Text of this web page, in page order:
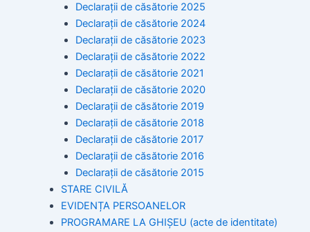
Declarații de căsătorie 2025
Declarații de căsătorie 2024
Declarații de căsătorie 2023
Declarații de căsătorie 2022
Declarații de căsătorie 2021
Declarații de căsătorie 2020
Declarații de căsătorie 2019
Declarații de căsătorie 2018
Declarații de căsătorie 2017
Declarații de căsătorie 2016
Declarații de căsătorie 2015
STARE CIVILĂ
EVIDENȚA PERSOANELOR
PROGRAMARE LA GHIȘEU (acte de identitate)